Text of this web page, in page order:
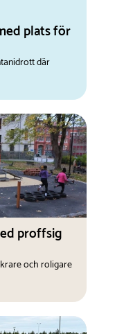
plats för
där
proffsig
och roligare